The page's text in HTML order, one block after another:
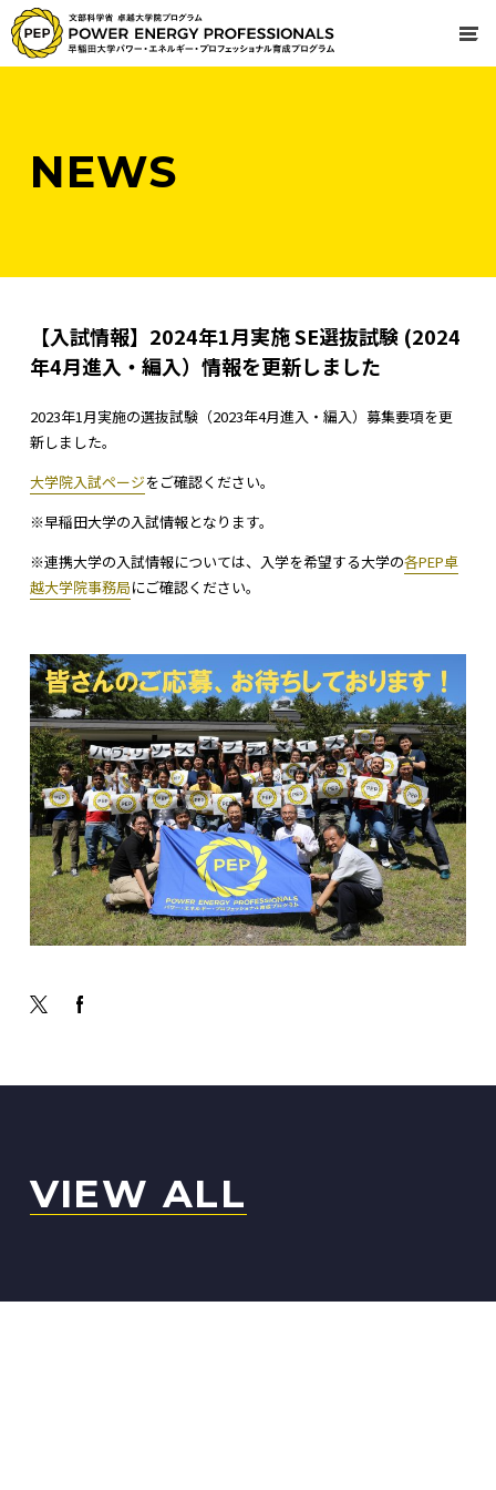
NEWS
【入試情報】2024年1月実施 SE選抜試験 (2024
年4月進入・編入）情報を更新しました
2023年1月実施の選抜試験（2023年4月進入・編入）募集要項を更
新しました。
大学院入試ページをご確認ください。
※早稲田大学の入試情報となります。
※連携大学の入試情報については、入学を希望する大学の各PEP卓
越大学院事務局にご確認ください。
VIEW ALL